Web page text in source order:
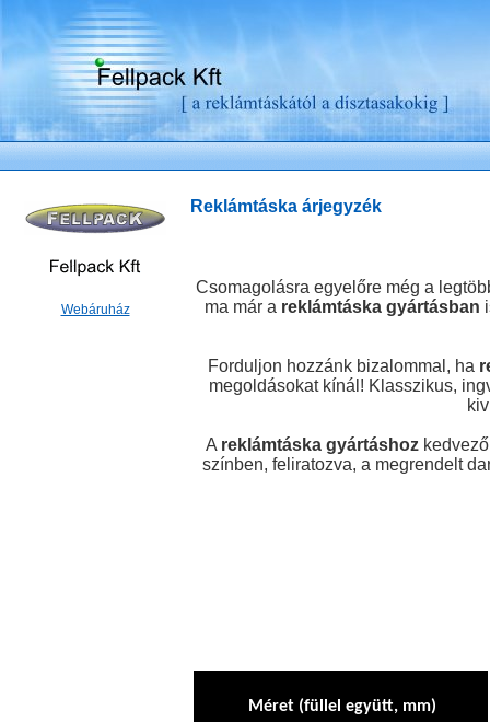
reklámtáska, reklámszatyor, táska, szatyor, zacskó, reklámzacskó
Webáruház
Reklámtáska árjegyzék
Csomagolásra egyelőre még a
ma már a reklámtáska gyártásban
Forduljon hozzánk bizalommal, ha
megoldásokat kínál! Klasszikus,
A reklámtáska gyártáshozkedvező
színben, feliratozva, a megrendelt
Méret (füllel együtt, mm)